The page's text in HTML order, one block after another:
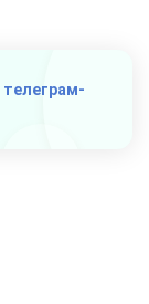
телеграм-